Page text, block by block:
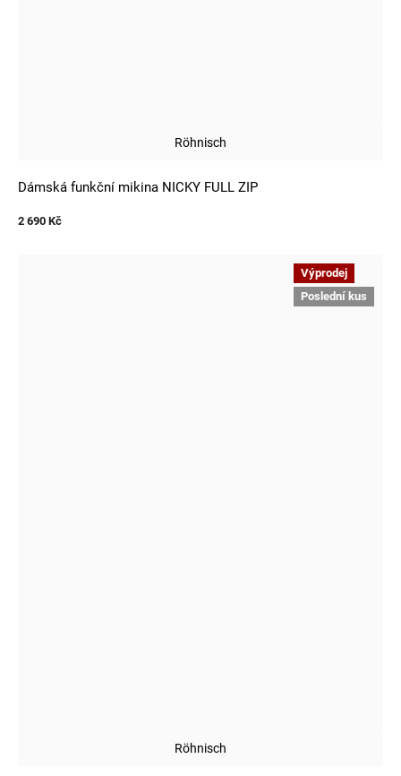
Röhnisch
Dámská funkční mikina NICKY FULL ZIP
2 690 Kč
Výprodej
Poslední kus
Röhnisch